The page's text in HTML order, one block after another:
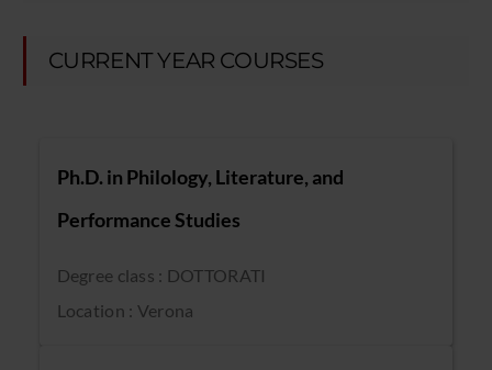
CURRENT YEAR COURSES
Ph.D. in Philology, Literature, and
Performance Studies
Degree class : DOTTORATI
Location : Verona